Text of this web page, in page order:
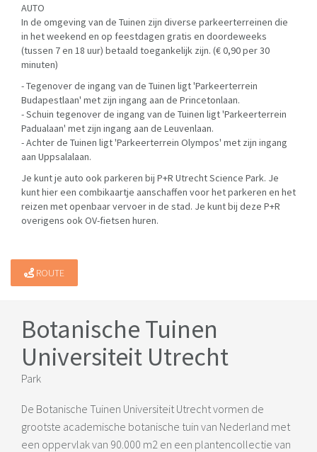
AUTO
In de omgeving van de Tuinen zijn diverse parkeerterreinen die
in het weekend en op feestdagen gratis en doordeweeks
(tussen 7 en 18 uur) betaald toegankelijk zijn. (€ 0,90 per 30
minuten)
- Tegenover de ingang van de Tuinen ligt 'Parkeerterrein
Budapestlaan' met zijn ingang aan de Princetonlaan.
- Schuin tegenover de ingang van de Tuinen ligt 'Parkeerterrein
Padualaan' met zijn ingang aan de Leuvenlaan.
- Achter de Tuinen ligt 'Parkeerterrein Olympos' met zijn ingang
aan Uppsalalaan.
Je kunt je auto ook parkeren bij P+R Utrecht Science Park. Je
kunt hier een combikaartje aanschaffen voor het parkeren en het
reizen met openbaar vervoer in de stad. Je kunt bij deze P+R
overigens ook OV-fietsen huren.
ROUTE
Botanische Tuinen
Universiteit Utrecht
Park
De Botanische Tuinen Universiteit Utrecht vormen de
grootste academische botanische tuin van Nederland met
een oppervlak van 90.000 m2 en een plantencollectie van